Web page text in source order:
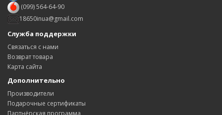
(099) 564-64-90
18650inua@gmail.com
Служба поддержки
Связаться с нами
Возврат товара
Карта сайта
Дополнительно
Производители
Подарочные сертификаты
Партнёрская программа